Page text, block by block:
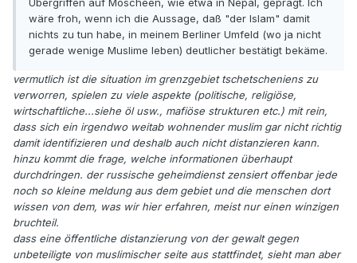
Übergriffen auf Moscheen, wie etwa in Nepal, geprägt. Ich
wäre froh, wenn ich die Aussage, daß "der Islam" damit
nichts zu tun habe, in meinem Berliner Umfeld (wo ja nicht
gerade wenige Muslime leben) deutlicher bestätigt bekäme.
vermutlich ist die situation im grenzgebiet tschetscheniens zu
verworren, spielen zu viele aspekte (politische, religiöse,
wirtschaftliche...siehe öl usw., mafiöse strukturen etc.) mit rein,
dass sich ein irgendwo weitab wohnender muslim gar nicht richtig
damit identifizieren und deshalb auch nicht distanzieren kann.
hinzu kommt die frage, welche informationen überhaupt
durchdringen. der russische geheimdienst zensiert offenbar jede
noch so kleine meldung aus dem gebiet und die menschen dort
wissen von dem, was wir hier erfahren, meist nur einen winzigen
bruchteil.
dass eine öffentliche distanzierung von der gewalt gegen
unbeteiligte von muslimischer seite aus stattfindet, sieht man aber